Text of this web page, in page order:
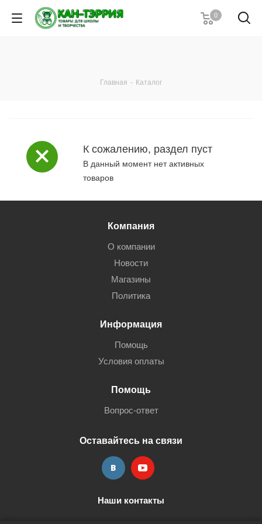
0
Главная - Каталог
К сожалению, раздел пуст
В данный момент нет активных
товаров
Компания
О компании
Новости
Магазины
Политика
Информация
Помощь
Условия оплаты
Помощь
Вопрос-ответ
Оставайтесь на связи
Наши контакты